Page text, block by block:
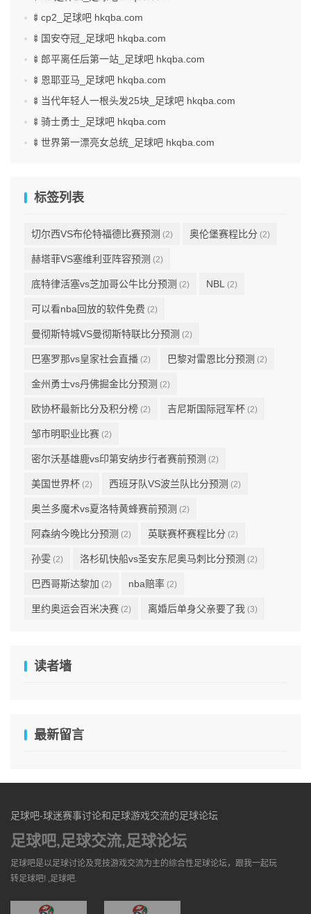
🍢cp2_足球吧 hkqba.com
🍢国安夺冠_足球吧 hkqba.com
🍢郎平离任后第一站_足球吧 hkqba.com
🍢恩耶亚马_足球吧 hkqba.com
🍢当代年轻人一根头发25块_足球吧 hkqba.com
🍢骑士勇士_足球吧 hkqba.com
🍢世界第一漂亮女总统_足球吧 hkqba.com
标签列表
切尔西VS布伦特福德比赛预测 (2) 奥伦堡赛程比分 (2)
赫塔菲VS塞维利亚阵容预测 (2)
底特律活塞vs芝加哥公牛比分预测 (2) NBL (2)
可以看nba回放的软件免费 (2)
曼彻斯特城VS曼彻斯特联比分预测 (2)
巴塞罗那vs皇家社会直播 (2) 巴黎对雷恩比分预测 (2)
金州勇士vs丹佛掘金比分预测 (2)
欧协杯最新比分及积分榜 (2) 吉尼斯国际冠军杯 (2)
邹市明职业比赛 (2)
密尔沃基雄鹿vs印第安纳步行者赛前预测 (2)
美国世界杯 (2) 西班牙队VS波兰队比分预测 (2)
奥兰多魔术vs夏洛特黄蜂赛前预测 (2)
阿森纳今晚比分预测 (2) 英联赛杯赛程比分 (2)
孙雯 (2) 洛杉矶快船vs圣安东尼奥马刺比分预测 (2)
巴西哥斯达黎加 (2) nba赔率 (2)
里约奥运会百米决赛 (2) 离婚后单身父亲要了我 (3)
读者墙
最新留言
足球吧-球迷赛事讨论和足球游戏交流的足球论坛
足球吧,足球交流,足球论坛
足球吧是以足球讨论及竞技游戏交流为主的综合性足球论坛，跟我一起玩
转足球吧! ,足球吧.